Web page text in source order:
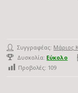
Συγγραφέας: Μάριος
Δυσκολία: Εύκολο
Προβολές: 109